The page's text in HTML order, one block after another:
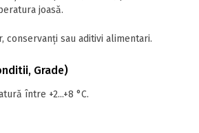
joasă.
conservanți sau aditivi alimentari.
Grade)
între +2...+8 °C.